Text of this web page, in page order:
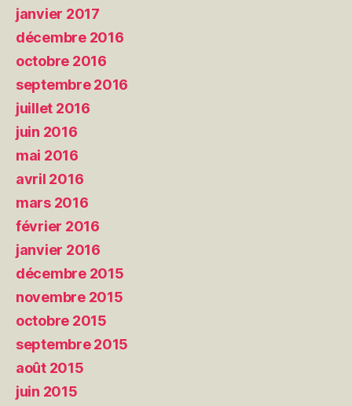
janvier 2017
décembre 2016
octobre 2016
septembre 2016
juillet 2016
juin 2016
mai 2016
avril 2016
mars 2016
février 2016
janvier 2016
décembre 2015
novembre 2015
octobre 2015
septembre 2015
août 2015
juin 2015